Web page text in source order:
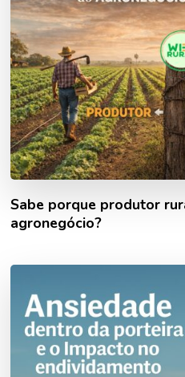
Sabe porque produtor
agronegócio?